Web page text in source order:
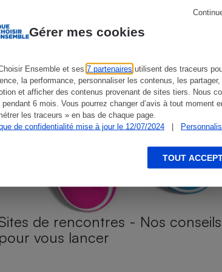
Gérer mes cookies
Ensemble et ses 7 partenaires utilisent des traceurs
la performance, personnaliser les contenus, les
et afficher des contenus provenant de sites tiers. Nous
pendant 6 mois. Vous pourrez changer d’avis à tout moment
les traceurs » en bas de chaque page.
de confidentialité mise à jour le 12/07/2024
|
TOUT
de rencontres - Nos conseils
vous lancer